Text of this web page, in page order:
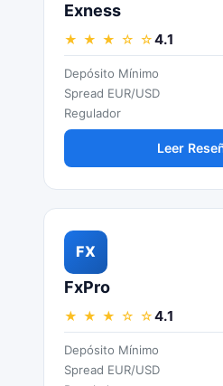
Exness
★ ★ ★ ☆ ☆4.1
Depósito Mínimo
Spread EUR/USD
Regulador
Leer
FX
FxPro
★ ★ ★ ☆ ☆4.1
Depósito Mínimo
Spread EUR/USD